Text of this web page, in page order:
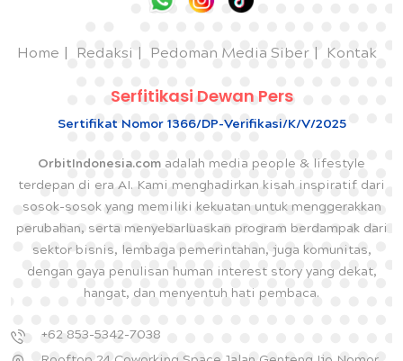
Home Redaksi Pedoman Media Siber Kontak
Serfitikasi Dewan Pers
Sertifikat Nomor 1366/DP-Verifikasi/K/V/2025
OrbitIndonesia.com adalah media people & lifestyle
terdepan di era AI. Kami menghadirkan kisah inspiratif dari
sosok-sosok yang memiliki kekuatan untuk menggerakkan
perubahan, serta menyebarluaskan program berdampak dari
sektor bisnis, lembaga pemerintahan, juga komunitas,
dengan gaya penulisan human interest story yang dekat,
hangat, dan menyentuh hati pembaca.
+62 853-5342-7038